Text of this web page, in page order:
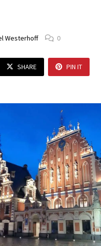
Westerhoff 0
SHARE PIN IT